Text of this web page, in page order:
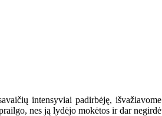
intensyviai padirbėję,
nes ją lydėjo mokėtos ir dar